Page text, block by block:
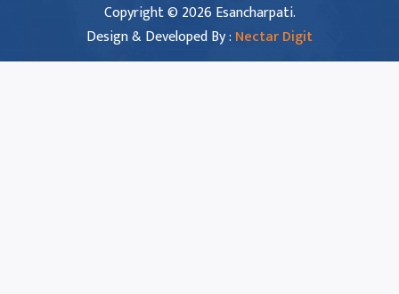
Copyright © 2026 Esancharpati.
Design & Developed By : Nectar Digit